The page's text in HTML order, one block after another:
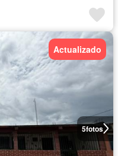
5fotos
Actualizado